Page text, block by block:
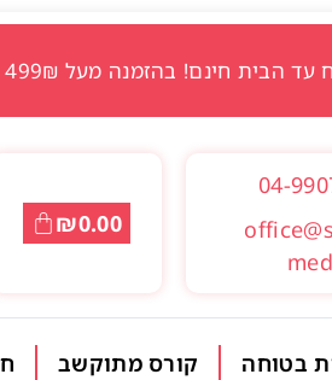
עד הבית חינם! בהזמנה מעל 499₪
04-
₪0.00
בטוחה קורס מתוקשב